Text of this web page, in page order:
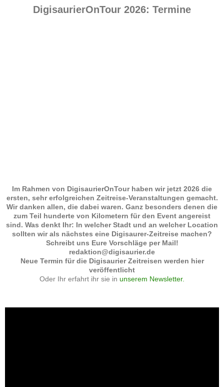
DigisaurierOnTour 2026: Termine
Im Rahmen von DigisaurierOnTour haben wir jetzt 2026 die
ersten, sehr erfolgreichen Zeitreise-Veranstaltungen gemacht.
Wir danken allen, die dabei waren. Ganz besonders denen die
zum Teil hunderte von Kilometern für den Event angereist
sind. Was denkt Ihr: In welcher Stadt und an welcher Location
sollten wir als nächstes eine Digisaurer-Zeitreise machen?
Schreibt uns Eure Vorschläge per Mail!
redaktion@digisaurier.de
Neue Termin für die Digisaurier Zeitreisen werden hier
veröffentlicht
Oder Ihr erfahrt ihr sie in unserem Newsletter.